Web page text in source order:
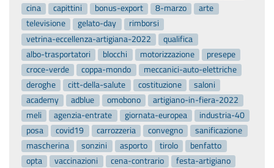
cina
capittini bonus-export 8-marzo
arte
televisione
gelato-day
rimborsi
vetrina-eccellenza-artigiana-2022
qualifica
albo-trasportatori
blocchi motorizzazione
presepe
croce-verde
coppa-mondo
meccanici-auto-elettriche
deroghe
citt-della-salute costituzione
saloni
academy
adblue omobono
artigiano-in-fiera-2022
meli
agenzia-entrate giornata-europea
industria-40
posa
covid19 carrozzeria convegno
sanificazione
mascherina
sonzini asporto tirolo
benfatto
opta
vaccinazioni cena-contrario
festa-artigiano